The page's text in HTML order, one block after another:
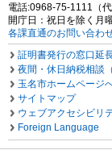
電話:0968-75-1111（代
開庁日：祝日を除く月
各課直通のお問い合わ
証明書発行の窓口延
夜間・休日納税相談
玉名市ホームページ
サイトマップ
ウェブアクセシビリ
Foreign Language